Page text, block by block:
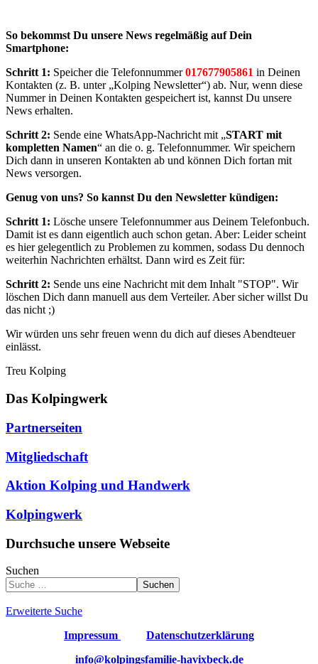
So bekommst Du unsere News regelmäßig auf Dein
Smartphone:
Schritt 1: Speicher die Telefonnummer017677905861 in Deinen
Kontakten (z. B. unter „Kolping Newsletter“) ab. Nur, wenn diese
Nummer in Deinen Kontakten gespeichert ist, kannst Du unsere
News erhalten.
Schritt 2: Sende eine WhatsApp-Nachricht mit „START mit
kompletten Namen“ an die o. g. Telefonnummer. Wir speichern
Dich dann in unseren Kontakten ab und können Dich fortan mit
News versorgen.
Genug von uns? So kannst Du den Newsletter kündigen:
Schritt 1: Lösche unsere Telefonnummer aus Deinem Telefonbuch.
Damit ist es dann eigentlich auch schon getan. Aber: Leider scheint
es hier gelegentlich zu Problemen zu kommen, sodass Du dennoch
weiterhin Nachrichten erhältst. Dann wird es Zeit für:
Schritt 2: Sende uns eine Nachricht mit dem Inhalt "STOP". Wir
löschen Dich dann manuell aus dem Verteiler. Aber sicher willst Du
das nicht ;)
Wir würden uns sehr freuen wenn du dich auf dieses Abendteuer
einlässt.
Treu Kolping
Das Kolpingwerk
Partnerseiten
Mitgliedschaft
Aktion Kolping und Handwerk
Kolpingwerk
Durchsuche unsere Webseite
Suchen
Suchen
Erweiterte Suche
Impressum
Datenschutzerklärung
info@kolpingsfamilie-havixbeck.de